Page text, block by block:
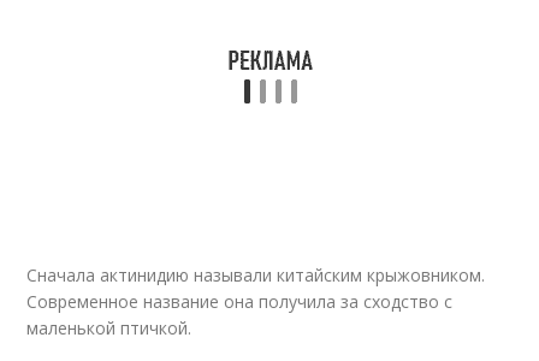
Сначала актинидию называли китайским крыжовником.
Современное название она получила за сходство с
маленькой птичкой.